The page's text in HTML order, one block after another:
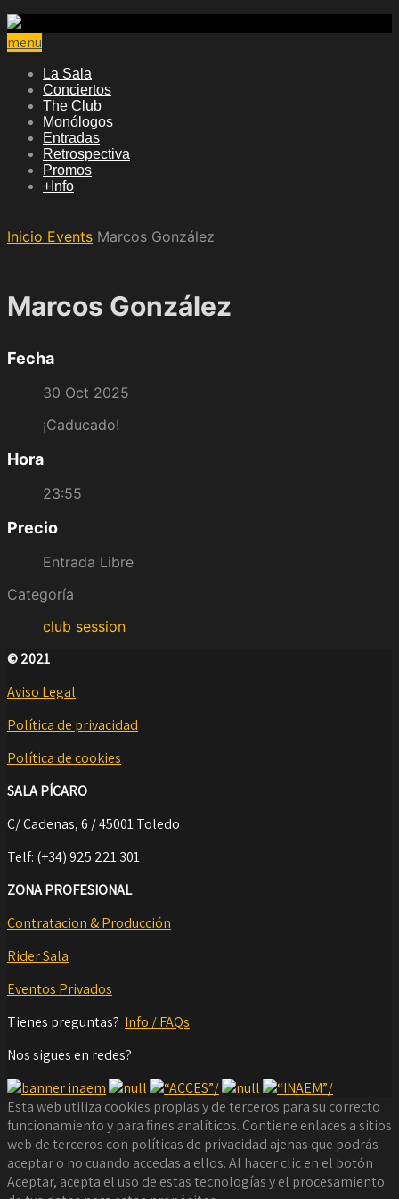
menu
La Sala
Conciertos
The Club
Monólogos
Entradas
Retrospectiva
Promos
+Info
Inicio Events Marcos González
Marcos González
Fecha
30 Oct 2025
¡Caducado!
Hora
23:55
Precio
Entrada Libre
Categoría
club session
© 2021
Aviso Legal
Política de privacidad
Política de cookies
SALA PÍCARO
C/ Cadenas, 6 / 45001 Toledo
Telf: (+34) 925 221 301
ZONA PROFESIONAL
Contratacion & Producción
Rider Sala
Eventos Privados
Tienes preguntas? Info / FAQs
Nos sigues en redes?
Esta web utiliza cookies propias y de terceros para su correcto
funcionamiento y para fines analíticos. Contiene enlaces a sitios
web de terceros con políticas de privacidad ajenas que podrás
aceptar o no cuando accedas a ellos. Al hacer clic en el botón
Aceptar, acepta el uso de estas tecnologías y el procesamiento